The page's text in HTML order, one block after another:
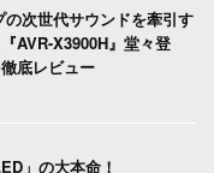
の次世代サウンドを牽引す
AVR-X3900H』堂々登
底レビュー
」の大本命！